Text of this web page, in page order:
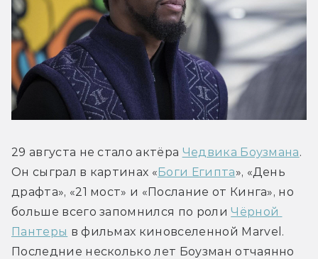
29 августа не стало актёра Чедвика Боузмана.
Он сыграл в картинах «Боги Египта», «День
драфта», «21 мост» и «Послание от Кинга», но
больше всего запомнился по роли Чёрной
Пантеры в фильмах киновселенной Marvel.
Последние несколько лет Боузман отчаянно